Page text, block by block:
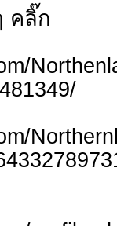
คลิ๊ก